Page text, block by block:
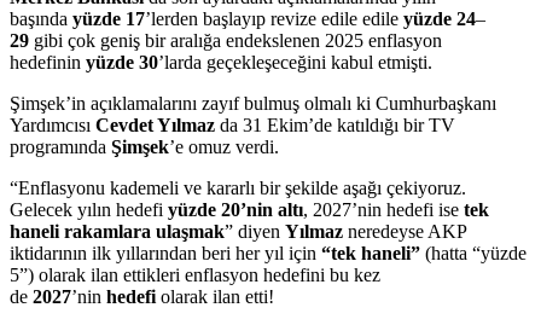
başında yüzde 17’lerden başlayıp revize edile edile yüzde 24–
29 gibi çok geniş bir aralığa endekslenen 2025 enflasyon
hedefinin yüzde 30’larda geçekleşeceğini kabul etmişti.
Şimşek’in açıklamalarını zayıf bulmuş olmalı ki Cumhurbaşkanı
Yardımcısı Cevdet Yılmaz da 31 Ekim’de katıldığı bir TV
programında Şimşek’e omuz verdi.
“Enflasyonu kademeli ve kararlı bir şekilde aşağı çekiyoruz.
Gelecek yılın hedefi yüzde 20’nin altı, 2027’nin hedefi ise tek
haneli rakamlara ulaşmak” diyen Yılmaz neredeyse AKP
iktidarının ilk yıllarından beri her yıl için “tek haneli” (hatta “yüzde
5”) olarak ilan ettikleri enflasyon hedefini bu kez
de 2027’nin hedefi olarak ilan etti!